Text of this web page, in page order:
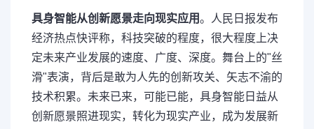
具身智能从创新愿景走向现实应用。人民日报发布
经济热点快评称，科技突破的程度，很大程度上决
定未来产业发展的速度、广度、深度。舞台上的"丝
滑"表演，背后是敢为人先的创新攻关、矢志不渝的
技术积累。未来已来，可能已能，具身智能日益从
创新愿景照进现实，转化为现实产业，成为发展新